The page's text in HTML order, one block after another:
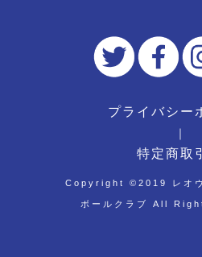
プライバシー
｜
特定商取
Copyright ©︎2019 レオヴ
ボールクラブ All